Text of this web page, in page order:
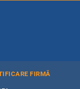
FIRMĂ